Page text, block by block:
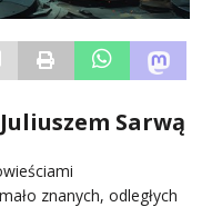
Sarwą
znanych, odległych